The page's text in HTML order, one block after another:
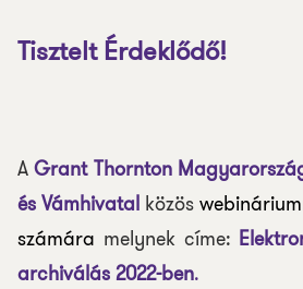
Tisztelt Érdeklődő!
AGrant Thornton
és Vámhivatal közös
számára melynek címe:
archiválás 2022-ben.